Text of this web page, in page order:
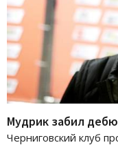
Мудрик забил
Черниговский клуб